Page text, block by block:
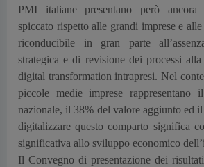
PMI italiane presentano però
spiccato rispetto alle grandi imprese e
riconducibile in gran parte
strategica e di revisione dei processi
digital transformation intrapresi. Nel
piccole medie imprese rappresentano
nazionale, il 38% del valore aggiunto ed
digitalizzare questo comparto significa
significativa allo sviluppo economico
Il Convegno di presentazione dei